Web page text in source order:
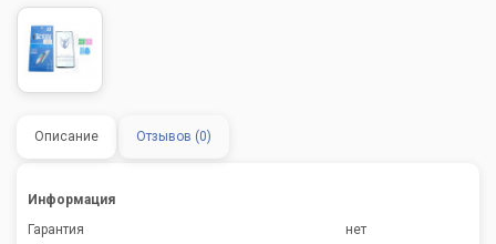
Описание Отзывов (0)
Информация
Гарантия
нет